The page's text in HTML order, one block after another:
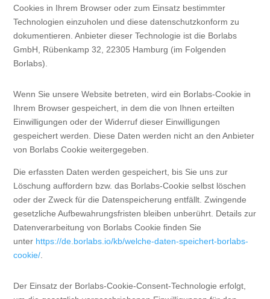
Cookies in Ihrem Browser oder zum Einsatz bestimmter
Technologien einzuholen und diese datenschutzkonform zu
dokumentieren. Anbieter dieser Technologie ist die Borlabs
GmbH, Rübenkamp 32, 22305 Hamburg (im Folgenden
Borlabs).
Wenn Sie unsere Website betreten, wird ein Borlabs-Cookie in
Ihrem Browser gespeichert, in dem die von Ihnen erteilten
Einwilligungen oder der Widerruf dieser Einwilligungen
gespeichert werden. Diese Daten werden nicht an den Anbieter
von Borlabs Cookie weitergegeben.
Die erfassten Daten werden gespeichert, bis Sie uns zur
Löschung auffordern bzw. das Borlabs-Cookie selbst löschen
oder der Zweck für die Datenspeicherung entfällt. Zwingende
gesetzliche Aufbewahrungsfristen bleiben unberührt. Details zur
Datenverarbeitung von Borlabs Cookie finden Sie
unter https://de.borlabs.io/kb/welche-daten-speichert-borlabs-
cookie/.
Der Einsatz der Borlabs-Cookie-Consent-Technologie erfolgt,